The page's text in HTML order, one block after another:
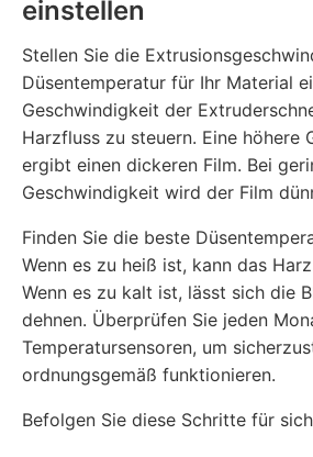
einstellen
Stellen Sie die
Düsentemperatur für Ihr Material
Geschwindigkeit der
Harzfluss zu steuern. Eine höhere
ergibt einen dickeren Film. Bei
Geschwindigkeit wird der Film
Finden Sie die beste
Wenn es zu heiß ist, kann das
Wenn es zu kalt ist, lässt sich die
dehnen. Überprüfen Sie jeden
Temperatursensoren, um
ordnungsgemäß funktionieren.
Befolgen Sie diese Schritte für